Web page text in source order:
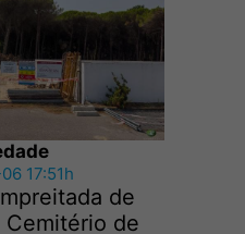
17:51h
de
Cemitério de